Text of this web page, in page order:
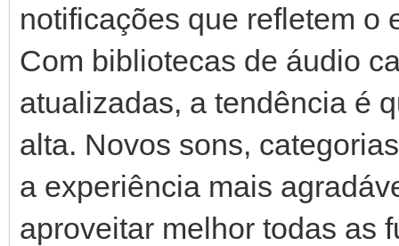
notificações que refletem o
Com bibliotecas de áudio
atualizadas, a tendência é
alta. Novos sons,
a experiência mais
aproveitar melhor todas as